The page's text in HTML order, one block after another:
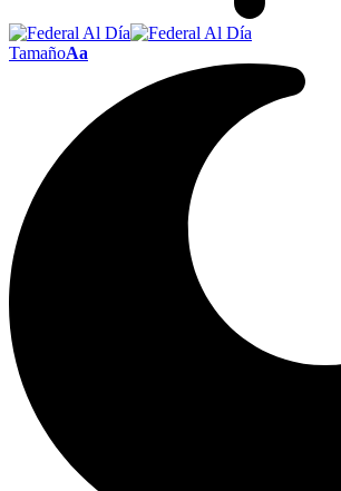
TamañoAa